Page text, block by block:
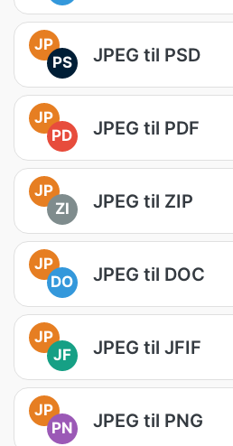
JP
PS
JPEG til PSD
JP
PD
JPEG til PDF
JP
ZI
JPEG til ZIP
JP
DO
JPEG til DOC
JP
JF
JPEG til JFIF
JP
PN
JPEG til PNG